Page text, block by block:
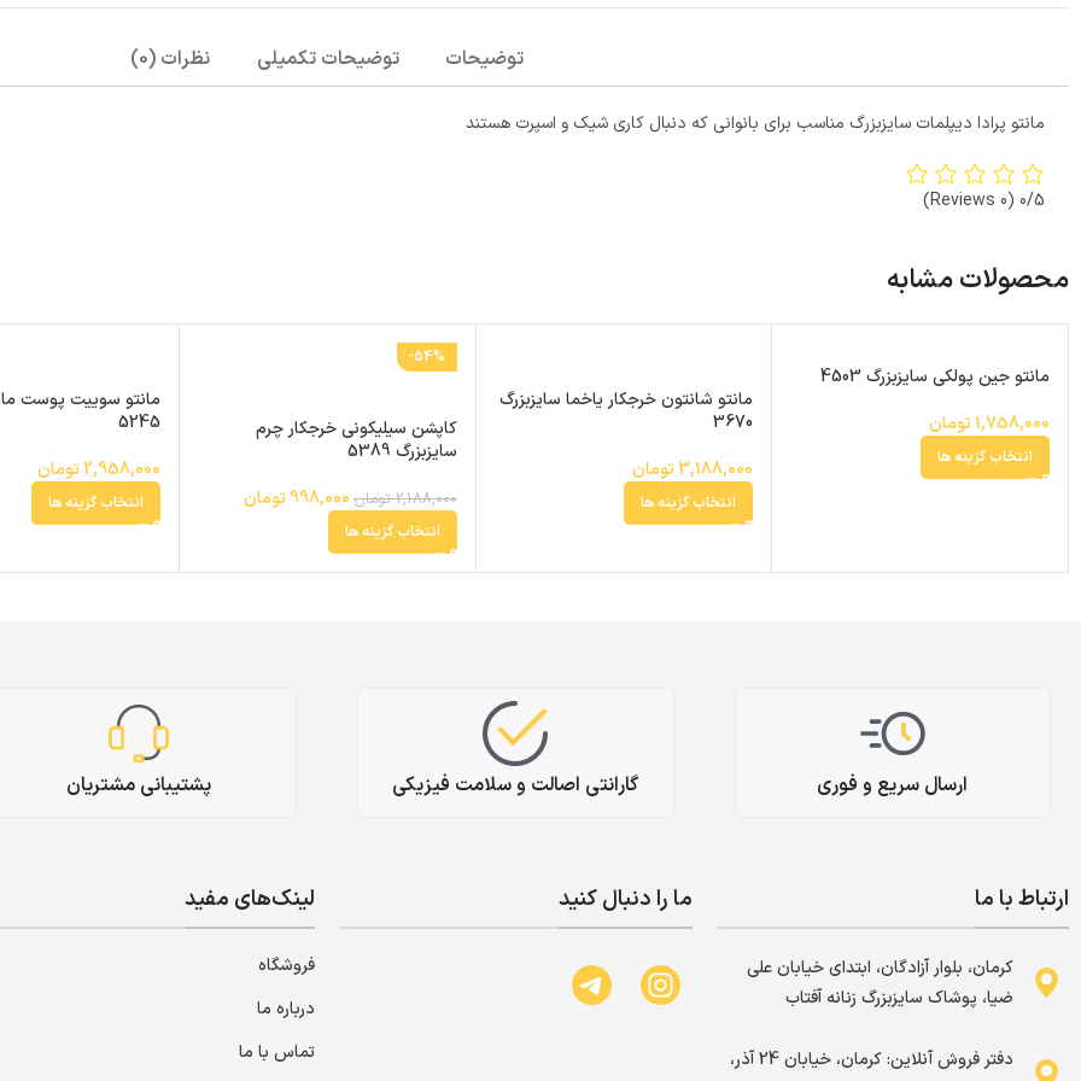
توضیحات توضیحات تکمیلی نظرات (0)
مانتو پرادا دیپلمات سایزبزرگ مناسب برای بانوانی که دنبال کاری شیک و اسپرت هستند
0/5
(0 Reviews)
محصولات مشابه
مانتو جین پولکی سایزبزرگ 4503
1,758,000تومان
انتخاب گزینه ها
مانتو شانتون خرجکار یاخما سایزبزرگ
3670
3,188,000تومان
انتخاب گزینه ها
-54%
کاپشن سیلیکونی خرجکار چرم
سایزبزرگ 5389
2,188,000 تومان 998,000تومان
انتخاب گزینه ها
مانتو سوییت پوست
5245
2,958,000تومان
انتخاب گزینه ها
ارسال سریع و فوری گارانتی اصالت و سلامت فیزیکی پشتیبانی مشتریان
ارتباط با ما
کرمان، بلوار آزادگان، ابتدای خیابان علی
ضیا، پوشاک سایزبزرگ زنانه آفتاب
دفتر فروش آنلاین: کرمان، خیابان 24 آذر،
ما را دنبال کنید لینک‌های مفید
فروشگاه
درباره ما
تماس با ما